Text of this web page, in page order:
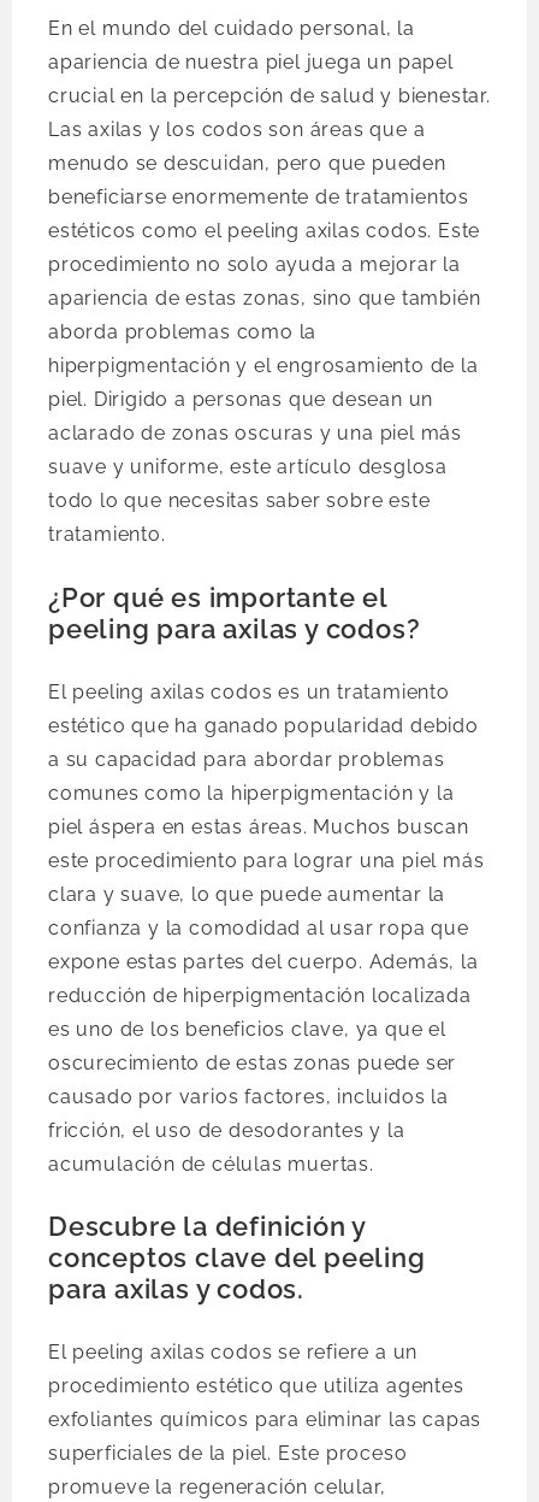
En el mundo del cuidado personal, la
apariencia de nuestra piel juega un papel
crucial en la percepción de salud y bienestar.
Las axilas y los codos son áreas que a
menudo se descuidan, pero que pueden
beneficiarse enormemente de tratamientos
estéticos como el peeling axilas codos. Este
procedimiento no solo ayuda a mejorar la
apariencia de estas zonas, sino que también
aborda problemas como la
hiperpigmentación y el engrosamiento de la
piel. Dirigido a personas que desean un
aclarado de zonas oscuras y una piel más
suave y uniforme, este artículo desglosa
todo lo que necesitas saber sobre este
tratamiento.
¿Por qué es importante el
peeling para axilas y codos?
El peeling axilas codos es un tratamiento
estético que ha ganado popularidad debido
a su capacidad para abordar problemas
comunes como la hiperpigmentación y la
piel áspera en estas áreas. Muchos buscan
este procedimiento para lograr una piel más
clara y suave, lo que puede aumentar la
confianza y la comodidad al usar ropa que
expone estas partes del cuerpo. Además, la
reducción de hiperpigmentación localizada
es uno de los beneficios clave, ya que el
oscurecimiento de estas zonas puede ser
causado por varios factores, incluidos la
fricción, el uso de desodorantes y la
acumulación de células muertas.
Descubre la definición y
conceptos clave del peeling
para axilas y codos.
El peeling axilas codos se refiere a un
procedimiento estético que utiliza agentes
exfoliantes químicos para eliminar las capas
superficiales de la piel. Este proceso
promueve la regeneración celular,